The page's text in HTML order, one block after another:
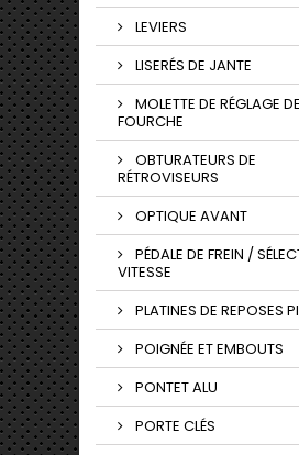
LEVIERS
LISERÉS DE JANTE
MOLETTE DE RÉGLAGE DE
FOURCHE
OBTURATEURS DE
RÉTROVISEURS
OPTIQUE AVANT
PÉDALE DE FREIN /
VITESSE
PLATINES DE REPOSES
POIGNÉE ET EMBOUTS
PONTET ALU
PORTE CLÉS